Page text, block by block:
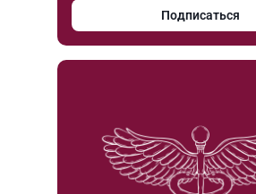
Подписаться